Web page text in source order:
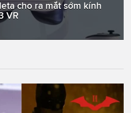
cho ra mắt sớm kính
VR